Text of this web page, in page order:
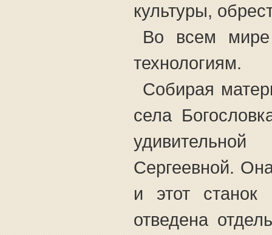
культуры,
Во всем мире
технологиям.
Собирая
села
Сергеевной.
и этот станок
отведена